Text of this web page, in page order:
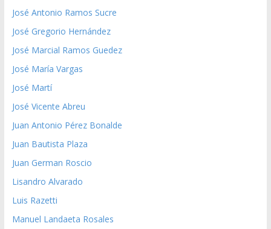
José Antonio Ramos Sucre
José Gregorio Hernández
José Marcial Ramos Guedez
José María Vargas
José Martí
José Vicente Abreu
Juan Antonio Pérez Bonalde
Juan Bautista Plaza
Juan German Roscio
Lisandro Alvarado
Luis Razetti
Manuel Landaeta Rosales